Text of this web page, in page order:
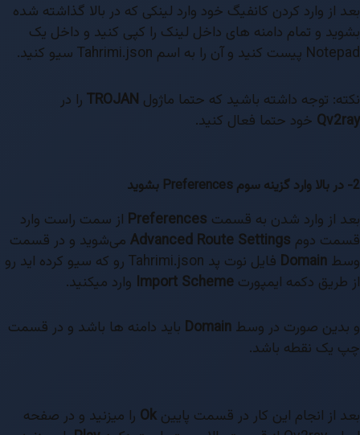
بعد از وارد کردن کانفیگ خود وارد لینکی که در بالا گذاشته شده
بشوید و تمام دامنه های داخل لینک را کپی کنید و داخل یک
Notepad پیست کنید و آن را به اسم Tahrimi.json سیو کنید.
نکته: توجه داشته باشید که حتما ماژول TROJAN را در
Qv2ray خود حتما فعال کنید.
2- در بالا وارد گزینه سوم Preferences بشوید
بعد از وارد شدن به قسمت Preferences از سمت راست وارد
قسمت دوم Advanced Route Settings می‌شوید و در قسمت
وسط Domain
فایل نوت پد Tahrimi.json رو که سیو کرده اید رو
از طریق دکمه ایمپورت Import Scheme وارد میکنید.
و بدین صورت در وسط Domain باید دامنه ها باشد و در قسمت
چپ یک نقطه باشد.
بعد از انجام این کار در قسمت پایین Ok را میزنید و در صفحه